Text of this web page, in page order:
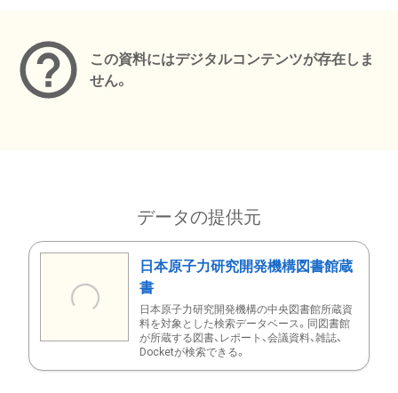
この資料にはデジタルコンテンツが存在しま
せん。
データの提供元
日本原子力研究開発機構図書館蔵
書
日本原子力研究開発機構の中央図書館所蔵資
料を対象とした検索データベース。同図書館
が所蔵する図書、レポート、会議資料、雑誌、
Docketが検索できる。